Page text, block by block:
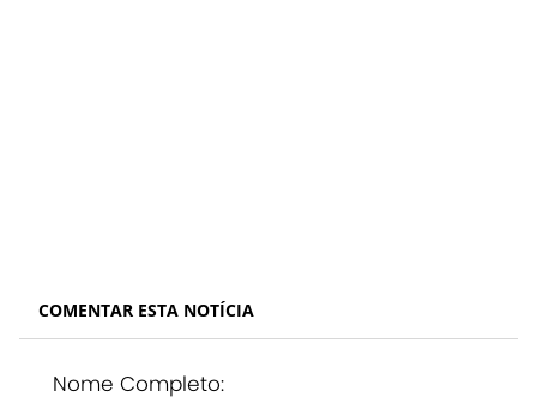
COMENTAR ESTA NOTÍCIA
Nome Completo: